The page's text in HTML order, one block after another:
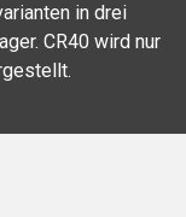
in drei
CR40 wird nur